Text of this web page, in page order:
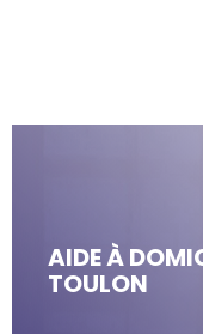
AIDE À
TOULON